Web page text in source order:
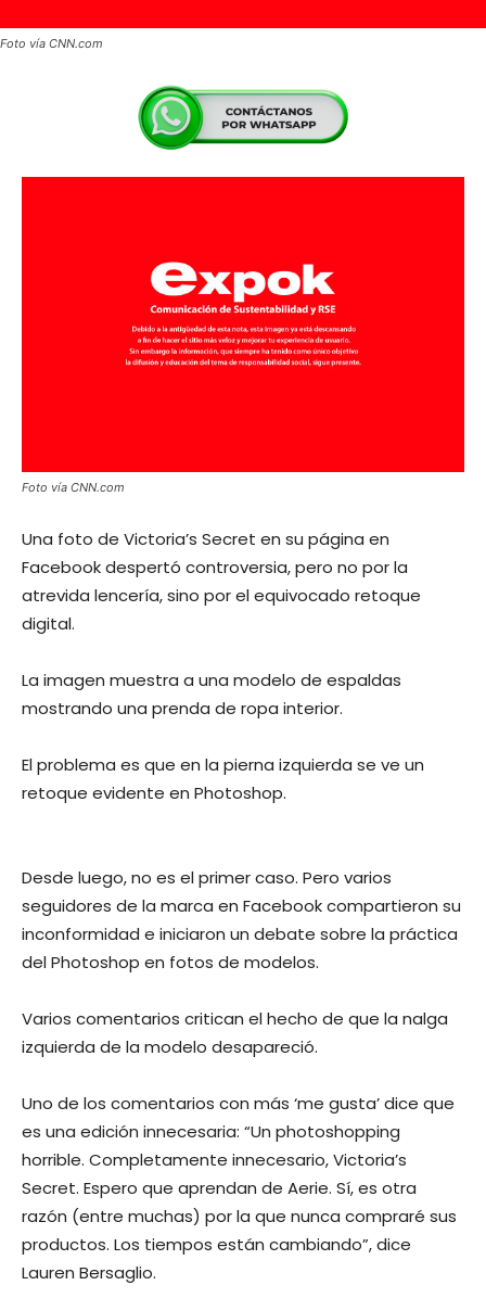
Foto vía CNN.com
Foto vía CNN.com
Una foto de Victoria’s Secret en su página en
Facebook despertó controversia, pero no por la
atrevida lencería, sino por el equivocado retoque
digital.
La imagen muestra a una modelo de espaldas
mostrando una prenda de ropa interior.
El problema es que en la pierna izquierda se ve un
retoque evidente en Photoshop.
Desde luego, no es el primer caso. Pero varios
seguidores de la marca en Facebook compartieron su
inconformidad e iniciaron un debate sobre la práctica
del Photoshop en fotos de modelos.
Varios comentarios critican el hecho de que la nalga
izquierda de la modelo desapareció.
Uno de los comentarios con más ‘me gusta’ dice que
es una edición innecesaria: “Un photoshopping
horrible. Completamente innecesario, Victoria’s
Secret. Espero que aprendan de Aerie. Sí, es otra
razón (entre muchas) por la que nunca compraré sus
productos. Los tiempos están cambiando”, dice
Lauren Bersaglio.